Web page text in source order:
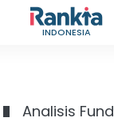
INDONESIA
Analisis